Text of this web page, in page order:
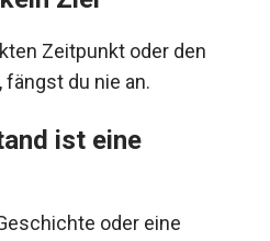
Zeitpunkt oder den
du nie an.
ist eine
oder eine